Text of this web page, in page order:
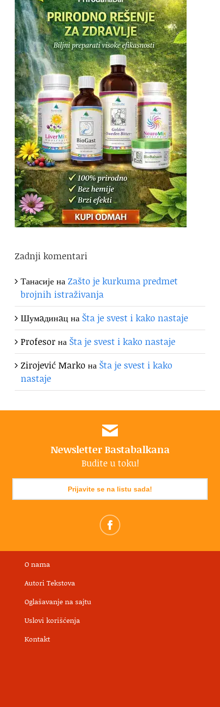
Zadnji komentari
ТанасијенаZašto je kurkuma predmet
brojnih istraživanja
Шумaдинaцна Šta je svest i kako nastaje
Profesorна Šta je svest i kako nastaje
Zirojević Marko на Šta je svest i kako
nastaje
Newsletter Bastabalkana
Budite u toku!
Prijavite se na listu sada!
O nama
Autori Tekstova
Oglašavanje na sajtu
Uslovi korišćenja
Kontakt